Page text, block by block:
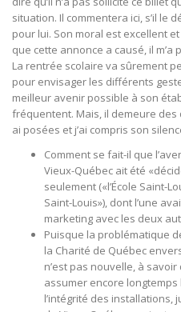
situation. Il commentera ici, s’il le
pour lui. Son moral est excellent
que cette annonce a causé, il
La rentrée scolaire va sûrement
pour envisager les différents
meilleur avenir possible à son
fréquentent. Mais, il demeure des
ai posées et j’ai compris son
Comment se fait-il que
Vieux-Québec ait été
seulement («l’École Saint-
Saint-Louis»), dont l’une
marketing avec les deux
Puisque la problématique
la Charité de Québec
n’est pas nouvelle, à
assumer encore
l’intégrité des installations,